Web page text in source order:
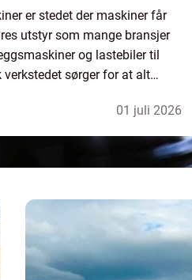
er stedet der maskiner får
utstyr som mange bransjer
og lastebiler til
sørger for at alt
01 juli 2026